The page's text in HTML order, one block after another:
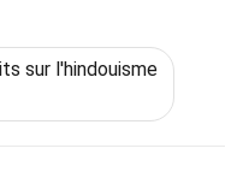
sur l'hindouisme